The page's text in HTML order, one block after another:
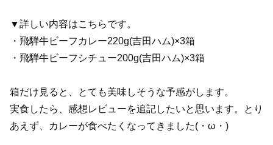
▼詳しい内容はこちらです。
・飛騨牛ビーフカレー220g(吉田ハム)×3箱
・飛騨牛ビーフシチュー200g(吉田ハム)×3箱
箱だけ見ると、とても美味しそうな予感がします。
実食したら、感想レビューを追記したいと思います。とり
あえず、カレーが食べたくなってきました(・ω・)